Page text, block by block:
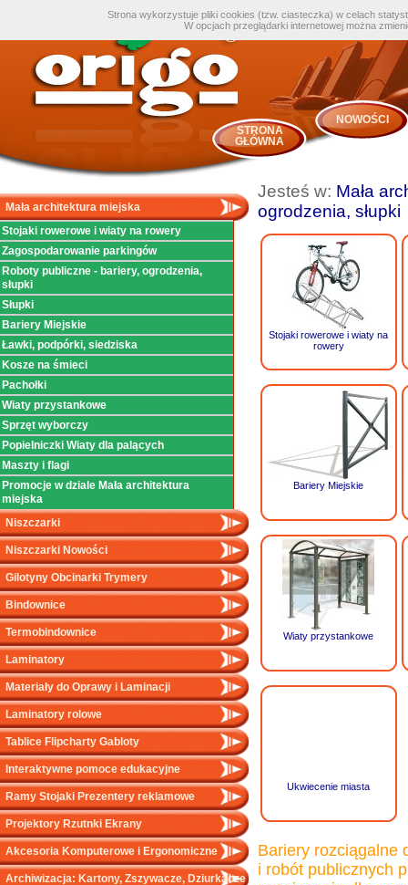
Strona wykorzystuje pliki cookies (tzw. ciasteczka) w celach
W opcjach przeglądarki internetowej można
STRONA
GŁÓWNA
NOWOŚCI
Mała architektura miejska
Stojaki rowerowe i wiaty na rowery
Zagospodarowanie parkingów
Roboty publiczne - bariery, ogrodzenia,
słupki
Słupki
Bariery Miejskie
Ławki, podpórki, siedziska
Kosze na śmieci
Pachołki
Wiaty przystankowe
Sprzęt wyborczy
Popielniczki Wiaty dla palących
Maszty i flagi
Promocje w dziale Mała architektura
miejska
Niszczarki
Niszczarki Nowości
Gilotyny Obcinarki Trymery
Bindownice
Termobindownice
Laminatory
Materiały do Oprawy i Laminacji
Laminatory rolowe
Tablice Flipcharty Gabloty
Interaktywne pomoce edukacyjne
Ramy Stojaki Prezentery reklamowe
Projektory Rzutnki Ekrany
Akcesoria Komputerowe i Ergonomiczne
Archiwizacja: Kartony, Zszywacze, Dziurkacze
Jesteś w: Mała
ogrodzenia, słupki
Stojaki rowerowe i wiaty na
rowery
Bariery Miejskie
Wiaty przystankowe
Ukwiecenie miasta
Bariery rozciągalne
i robót publicznych